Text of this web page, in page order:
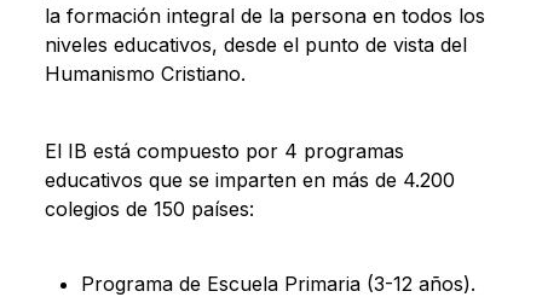
la formación integral de la persona en todos los
niveles educativos, desde el punto de vista del
Humanismo Cristiano.
El IB está compuesto por 4 programas
educativos que se imparten en más de 4.200
colegios de 150 países:
Programa de Escuela Primaria (3-12 años).